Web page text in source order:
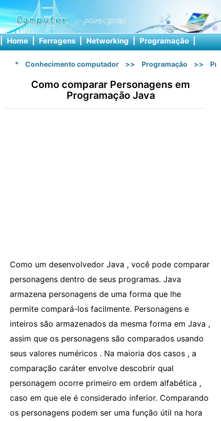
| Home | Ferragens | Networking | Programação |
* Conhecimento computador >> Programação >>
Como comparar Personagens em
Programação Java
Como um desenvolvedor Java , você pode comparar
personagens dentro de seus programas. Java
armazena personagens de uma forma que lhe
permite compará-los facilmente. Personagens e
inteiros são armazenados da mesma forma em Java ,
assim que os personagens são comparados usando
seus valores numéricos . Na maioria dos casos , a
comparação caráter envolve descobrir qual
personagem ocorre primeiro em ordem alfabética ,
caso em que ele é considerado inferior. Comparando
os personagens podem ser uma função útil na hora